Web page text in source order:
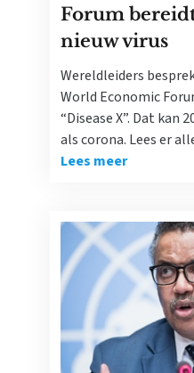
Forum
nieuw virus
Wereldleiders
World Economic
“Disease X”. Dat kan
als corona. Lees er
Lees meer